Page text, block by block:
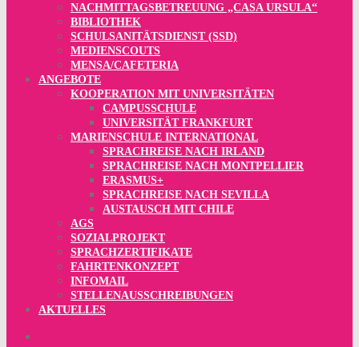
NACHMITTAGSBETREUUNG „CASA URSULA“
BIBLIOTHEK
SCHULSANITÄTSDIENST (SSD)
MEDIENSCOUTS
MENSA/CAFETERIA
ANGEBOTE
KOOPERATION MIT UNIVERSITÄTEN
CAMPUSSCHULE
UNIVERSITÄT FRANKFURT
MARIENSCHULE INTERNATIONAL
SPRACHREISE NACH IRLAND
SPRACHREISE NACH MONTPELLIER
ERASMUS+
SPRACHREISE NACH SEVILLA
AUSTAUSCH MIT CHILE
AGS
SOZIALPROJEKT
SPRACHZERTIFIKATE
FAHRTENKONZEPT
INFOMAIL
STELLENAUSSCHREIBUNGEN
AKTUELLES